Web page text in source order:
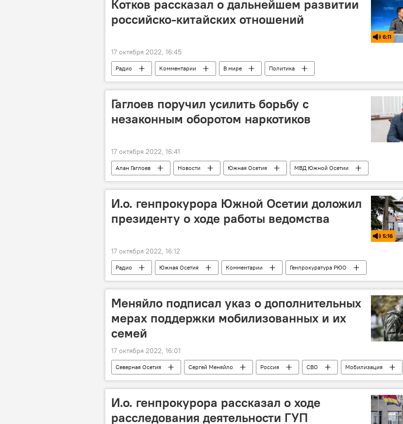
Котков рассказал о дальнейшем развитии
российско-китайских отношений
6:11
17 октября 2022, 16:45
Радио Комментарии В мире Политика
Гаглоев поручил усилить борьбу с
незаконным оборотом наркотиков
17 октября 2022, 16:41
Алан Гаглоев Новости Южная Осетия МВД Южной Осетии
И.о. генпрокурора Южной Осетии доложил
президенту о ходе работы ведомства
5:16
17 октября 2022, 16:12
Радио Южная Осетия Комментарии
Генпрокуратура РЮО
Алан Гаглоев
Меняйло подписал указ о дополнительных
мерах поддержки мобилизованных и их
семей
17 октября 2022, 16:01
Северная Осетия Сергей Меняйло Россия СВО Мобилизация
И.о. генпрокурора рассказал о ходе
расследования деятельности ГУП